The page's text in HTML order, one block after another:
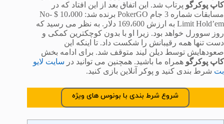
کاپ پوکرگو پرتاب شد. این اتفاق بعد از این افتاد که در
مسابقات شماره 3 جام PokerGO برنده شد: 10،000 $ No-
Limit Hold’em به ارزش 169،600 دلار. به نظر می رسید که
روز سوورل خواهد بود. زیرا او با بدون کوچکترین کمکی و
دست تنها همه رقیبانش را شکست داد. تا اینکه این
صعودهایش توسط دیلن لیند متوقف شد. برای ادامه بخش
کاپ پوکرگو همراه ما باشید. همچنین می توانید در سایت لایو
بت شرط بندی کنید و پوکر آنلاین بازی کنید.
شروع شرط بندی با بونوس های ویژه